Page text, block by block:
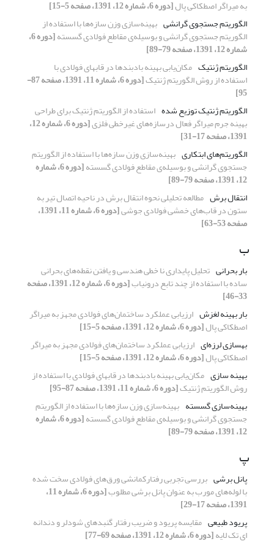
به میراگر اصطکاکی پال[دوره 6، شماره 12، 1391، صفحه 5-15]
الگوریتم جستجوی گرانشی بهینه‌سازی وزن سازه‌ها با استفاده از
الگوریتم جستجوی گرانشی و بوسیله‌ی مقاطع فولادی گسسته [دوره 6،
شماره 12، 1391، صفحه 79-89]
الگوریتم ژنتیک مکان‌یابی بهینه بادبندها در قابهای فولادی با
استفاده از روش الگوریتم ژنتیک [دوره 6، شماره 11، 1391، صفحه 87-
95]
الگوریتم ژنتیک توزیع شده استفاده از الگوریتم ژنتیک برای طراحی
بهینه جرم میراگر فعال درسازه‌های غیرخطی فلزی [دوره 6، شماره 12،
1391، صفحه 17-31]
الگوریتم‌های ابتکاری بهینه‌سازی وزن سازه‌ها با استفاده از الگوریتم
جستجوی گرانشی و بوسیله‌ی مقاطع فولادی گسسته [دوره 6، شماره
12، 1391، صفحه 79-89]
انتقال برش مطالعه تحلیلی نحوه انتقال برش در ناحیه اتصال تیر به
ستون در قاب‌های خمشی فولادی جوشی [دوره 6، شماره 11، 1391،
صفحه 53-63]
ب
بار بحرانی تحلیل پایداری نا خطی هندسی و یافتن نقطه‌های بحرانی
ساده با استفاده از چند تابع درونیاب [دوره 6، شماره 12، 1391، صفحه
33-46]
بار بهینه لغزش ارزیابی عملکرد ساختمان‌های فولادی مجهز به میراگر
اصطکاکی پال[دوره 6، شماره 12، 1391، صفحه 5-15]
بهسازی لرزه‌ای ارزیابی عملکرد ساختمان‌های فولادی مجهز به میراگر
اصطکاکی پال[دوره 6، شماره 12، 1391، صفحه 5-15]
بهینه سازی مکان‌یابی بهینه بادبندها در قابهای فولادی با استفاده از
روش الگوریتم ژنتیک[دوره 6، شماره 11، 1391، صفحه 87-95]
بهینه‌سازی گسسته بهینه‌سازی وزن سازه‌ها با استفاده از الگوریتم
جستجوی گرانشی و بوسیله‌ی مقاطع فولادی گسسته [دوره 6، شماره
12، 1391، صفحه 79-89]
پ
پانل برشی بررسی تجربی رفتارکمانشی ورق‌های فولادی سخت شده
با لوله‌های مورب به عنوان پانل برشی مطلوب [دوره 6، شماره 11،
1391، صفحه 17-29]
پریود طبیعی مقایسه پریود و ضریب رفتار گنبدهای شودلر و دندانه
ای تک لایه[دوره 6، شماره 12، 1391، صفحه 69-77]